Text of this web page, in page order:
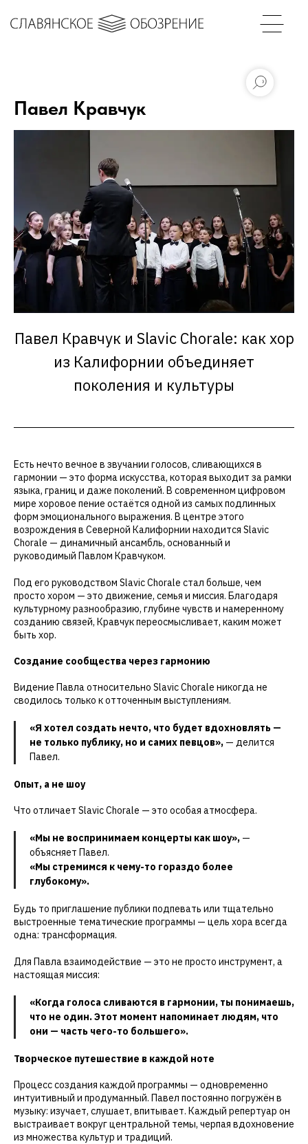
Павел Кравчук
Павел Кравчук и Slavic Chorale: как хор
из Калифорнии объединяет
поколения и культуры
Есть нечто вечное в звучании голосов, сливающихся в
гармонии — это форма искусства, которая выходит за рамки
языка, границ и даже поколений. В современном цифровом
мире хоровое пение остаётся одной из самых подлинных
форм эмоционального выражения. В центре этого
возрождения в Северной Калифорнии находится Slavic
Chorale — динамичный ансамбль, основанный и
руководимый Павлом Кравчуком.
Под его руководством Slavic Chorale стал больше, чем
просто хором — это движение, семья и миссия. Благодаря
культурному разнообразию, глубине чувств и намеренному
созданию связей, Кравчук переосмысливает, каким может
быть хор.
Создание сообщества через гармонию
Видение Павла относительно Slavic Chorale никогда не
сводилось только к отточенным выступлениям.
«Я хотел создать нечто, что будет вдохновлять —
не только публику, но и самих певцов», — делится
Павел.
Опыт, а не шоу
Что отличает Slavic Chorale — это особая атмосфера.
«Мы не воспринимаем концерты как шоу», —
объясняет Павел.
«Мы стремимся к чему-то гораздо более
глубокому».
Будь то приглашение публики подпевать или тщательно
выстроенные тематические программы — цель хора всегда
одна: трансформация.
Для Павла взаимодействие — это не просто инструмент, а
настоящая миссия:
«Когда голоса сливаются в гармонии, ты понимаешь,
что не один. Этот момент напоминает людям, что
они — часть чего-то большего».
Творческое путешествие в каждой ноте
Процесс создания каждой программы — одновременно
интуитивный и продуманный. Павел постоянно погружён в
музыку: изучает, слушает, впитывает. Каждый репертуар он
выстраивает вокруг центральной темы, черпая вдохновение
из множества культур и традиций.